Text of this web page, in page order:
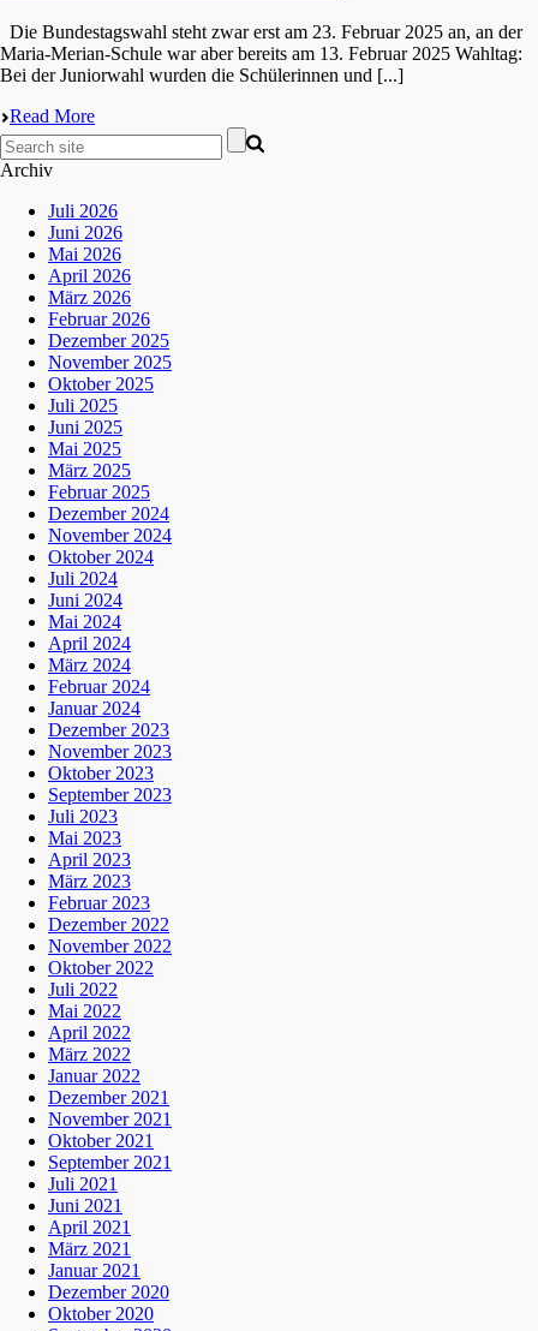
Die Bundes­tags­wahl steht zwar erst am 23. Febru­ar 2025 an, an der
Maria-Merian-Schule war aber bereits am 13. Febru­ar 2025 Wahltag:
Bei der Junior­wahl wurden die Schüle­rin­nen und [...]
Read More
Archiv
Juli 2026
Juni 2026
Mai 2026
April 2026
März 2026
Februar 2026
Dezember 2025
November 2025
Oktober 2025
Juli 2025
Juni 2025
Mai 2025
März 2025
Februar 2025
Dezember 2024
November 2024
Oktober 2024
Juli 2024
Juni 2024
Mai 2024
April 2024
März 2024
Februar 2024
Januar 2024
Dezember 2023
November 2023
Oktober 2023
September 2023
Juli 2023
Mai 2023
April 2023
März 2023
Februar 2023
Dezember 2022
November 2022
Oktober 2022
Juli 2022
Mai 2022
April 2022
März 2022
Januar 2022
Dezember 2021
November 2021
Oktober 2021
September 2021
Juli 2021
Juni 2021
April 2021
März 2021
Januar 2021
Dezember 2020
Oktober 2020